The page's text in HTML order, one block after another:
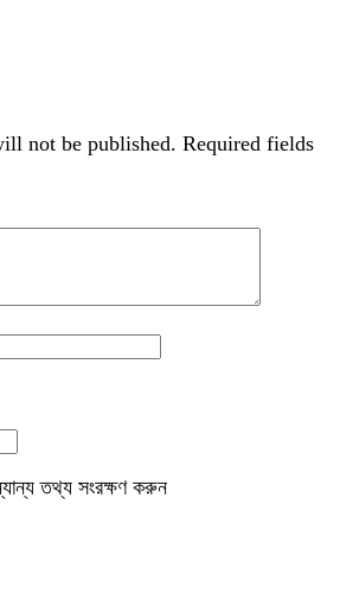
not be published. Required fields
তথ্য সংরক্ষণ করুন